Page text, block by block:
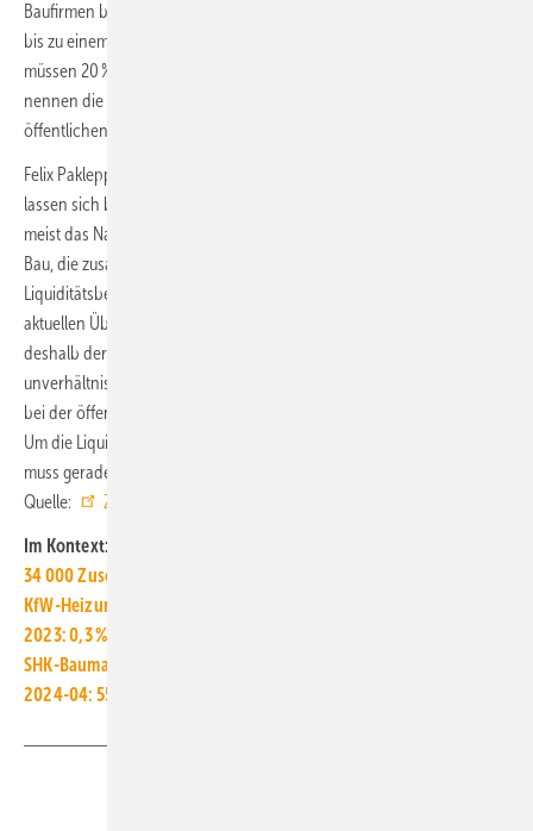
Baufirmen berichtet, dass öffentliche Auftraggeber Zahlungsfristen um
bis zu einem Monat überschreiten. Sogar bis zu 6 Monate länger
müssen 20 % der Firmen auf ihr Geld warten. Als einen Hauptgrund
nennen die Baufirmen sehr häufig Personalmangel bei der
öffentlichen Hand.
Felix Pakleppa, Hauptgeschäftsführer des ZDB: „Manche Behörden
lassen sich besonders lange Zeit, und unsere Betriebe haben dann
meist das Nachsehen. Wir beklagen die schlechte Zahlungsmoral am
Bau, die zusammen mit der Vorleistungspflicht eine erhebliche
Liquiditätsbelastung für die Bauunternehmen darstellt. Bei der
aktuellen Überarbeitung der EU-Zahlungs­verzugs­richtlinie muss
deshalb der Schutz von Mittelstand und Handwerk vor
unverhältnismäßig langen Zahlungsfristen im Zentrum stehen. Gerade
bei der öffentlichen Hand besteht noch deutlicher Nachholbedarf.
Um die Liquidität der Bauunternehmen nicht noch weiter zu belasten,
muss gerade sie sich an die gesetzlichen Zahlungsfristen halten.“ ■
Quelle:
ZDB
Im Kontext:
34 000 Zuschusszusagen nach 100 Tagen Heizungsförderung
KfW-Heizungsförderung für private MFH-Eigentümer gestartet
2023: 0,3 % weniger Baufertigstellungen als im Vorjahr
SHK-Baumarkt: Hohe Stornierungsquote beim Wohnungsbau
2024-04: 55 % der Wohnungsbauunternehmen fehlen Aufträge